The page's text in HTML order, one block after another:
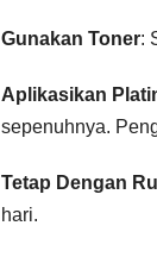
Gunakan Toner:
Aplikasikan
sepenuhnya.
Tetap Dengan
hari.